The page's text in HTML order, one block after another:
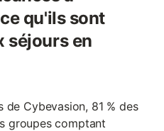
qu'ils sont
séjours en
de Cybevasion, 81 % des
groupes comptant